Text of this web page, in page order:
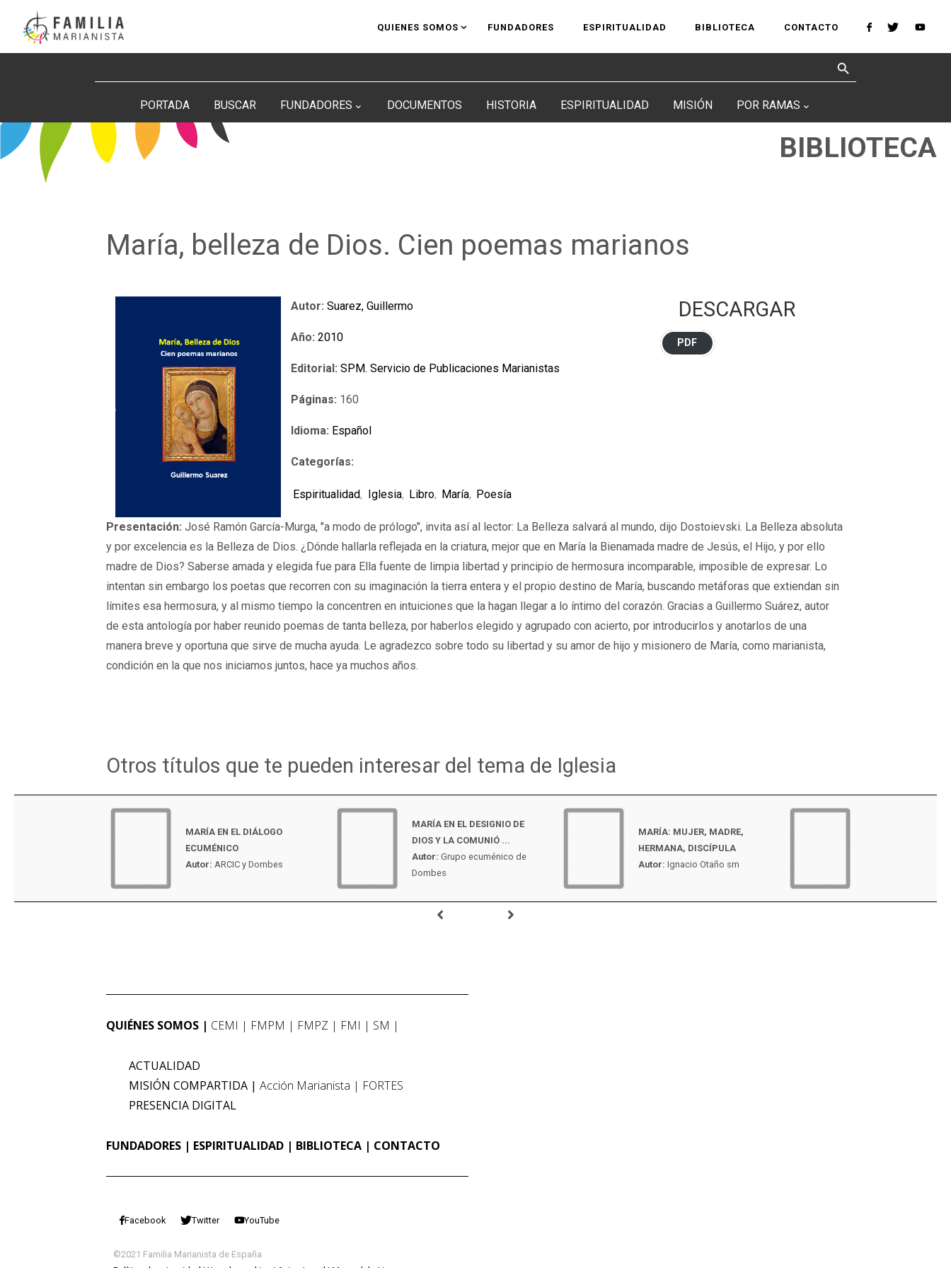
contenido
QUIENES SOMOS FUNDADORES ESPIRITUALIDAD BIBLIOTECA CONTACTO
Search Button
PORTADA BUSCAR FUNDADORES DOCUMENTOS HISTORIA ESPIRITUALIDAD MISIÓN POR RAMAS
BIBLIOTECA
María, belleza de Dios. Cien poemas marianos
Autor: Suarez, Guillermo
Año: 2010
Editorial: SPM. Servicio de Publicaciones Marianistas
Páginas: 160
Idioma: Español
Categorías:
Espiritualidad, Iglesia, Libro, María, Poesía
DESCARGAR
PDF
Presentación: José Ramón García-Murga, "a modo de prólogo", invita así al lector: La Belleza salvará al mundo, dijo Dostoievski. La Belleza absoluta
y por excelencia es la Belleza de Dios. ¿Dónde hallarla reflejada en la criatura, mejor que en María la Bienamada madre de Jesús, el Hijo, y por ello
madre de Dios? Saberse amada y elegida fue para Ella fuente de limpia libertad y principio de hermosura incomparable, imposible de expresar. Lo
intentan sin embargo los poetas que recorren con su imaginación la tierra entera y el propio destino de María, buscando metáforas que extiendan sin
límites esa hermosura, y al mismo tiempo la concentren en intuiciones que la hagan llegar a lo íntimo del corazón. Gracias a Guillermo Suárez, autor
de esta antología por haber reunido poemas de tanta belleza, por haberlos elegido y agrupado con acierto, por introducirlos y anotarlos de una
manera breve y oportuna que sirve de mucha ayuda. Le agradezco sobre todo su libertad y su amor de hijo y misionero de María, como marianista,
condición en la que nos iniciamos juntos, hace ya muchos años.
Otros títulos que te pueden interesar del tema de Iglesia
MARÍA EN EL DIÁLOGO
ECUMÉNICO
Autor: ARCIC y Dombes
MARÍA EN EL DESIGNIO DE
DIOS Y LA COMUNIÓ ...
Autor: Grupo ecuménico de
Dombes
MARÍA: MUJER, MADRE,
HERMANA, DISCÍPULA
Autor: Ignacio Otaño sm
QUIÉNES SOMOS CEMI FMPM FMPZ FMI SM
ACTUALIDAD
MISIÓN COMPARTIDA
Acción Marianista
FORTES
PRESENCIA DIGITAL
FUNDADORES ESPIRITUALIDAD BIBLIOTECA CONTACTO
Facebook Twitter YouTube
©2021 Familia Marianista de España